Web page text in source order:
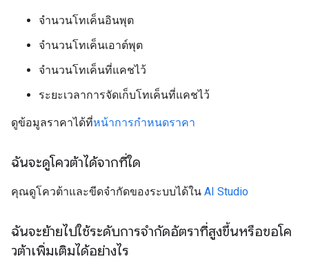
จำนวนโทเค็นอินพุต
จำนวนโทเค็นเอาต์พุต
จำนวนโทเค็นที่แคชไว้
ระยะเวลาการจัดเก็บโทเค็นที่แคชไว้
ดูข้อมูลราคาได้ที่หน้าการกำหนดราคา
ฉันจะดูโควต้าได้จากที่ใด
คุณดูโควต้าและขีดจำกัดของระบบได้ใน AI Studio
ฉันจะย้ายไปใช้ระดับการจำกัดอัตราที่สูงขึ้นหรือขอโค
วต้าเพิ่มเติมได้อย่างไร